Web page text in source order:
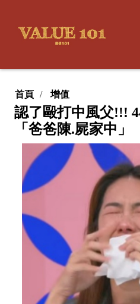
首頁 增值
認了毆打中風父!!!
「爸爸陳.屍家中」